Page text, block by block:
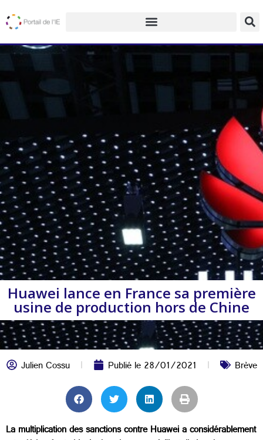
Huawei lance en France sa première
usine de production hors de Chine
Julien Cossu Publié le28/01/2021 Brève
La multiplication des sanctions contre Huawei a considérablement